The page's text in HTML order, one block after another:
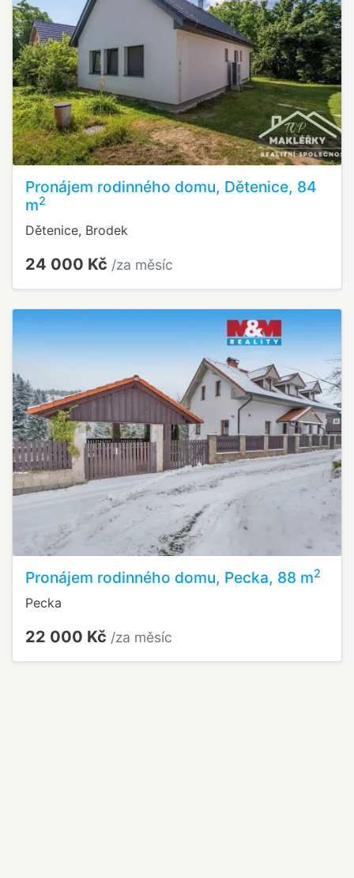
Pronájem rodinného domu, Dětenice, 84
m2
Dětenice, Brodek
24 000 Kč /za měsíc
Pronájem rodinného domu, Pecka, 88 m2
Pecka
22 000 Kč /za měsíc